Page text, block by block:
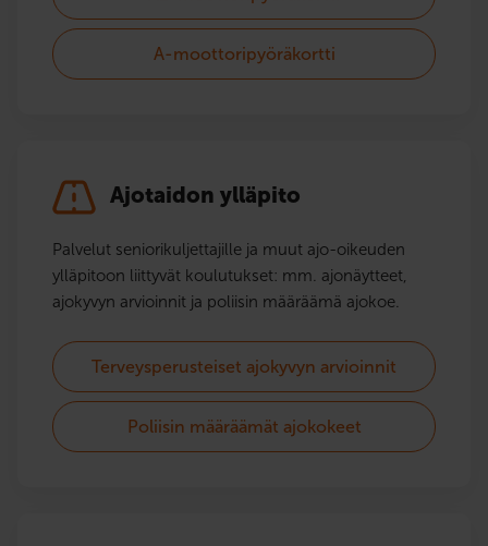
A-moottoripyöräkortti
Ajotaidon ylläpito
Palvelut seniorikuljettajille ja muut ajo-oikeuden
ylläpitoon liittyvät koulutukset: mm. ajonäytteet,
ajokyvyn arvioinnit ja poliisin määräämä ajokoe.
Terveysperusteiset ajokyvyn arvioinnit
Poliisin määräämät ajokokeet